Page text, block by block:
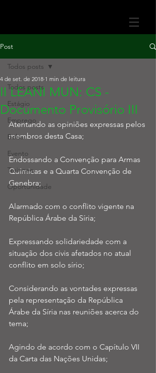
Post
Todos posts
Estágio
Emprego
Bolsa
Evento
Trainnee
Oportunidade
Todos posts
II LEANI MUN: CS -
Documento Provisório III
4 de set. de 2018 1 min de leitura
Atentando as opiniões expressas pelos
membros desta Casa;
Endossando a Convenção para Armas
Químicas e a Quarta Convenção de
Genebra;
Alarmado com o conflito vigente na
República Árabe da Síria;
Expressando solidariedade com a
situação dos civis afetados no atual
conflito em solo sírio;
Considerando as vontades expressas
pela representação da República
Árabe da Síria nas reuniões acerca do
tema;
Agindo de acordo com o Capítulo VII
da Carta das Nações Unidas;